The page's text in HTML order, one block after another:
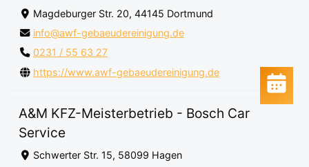
Magdeburger Str. 20, 44145 Dortmund
info@awf-gebaeudereinigung.de
0231 / 55 63 27
https://www.awf-gebaeudereinigung.de
A&M KFZ-Meisterbetrieb - Bosch Car
Service
Schwerter Str. 15, 58099 Hagen